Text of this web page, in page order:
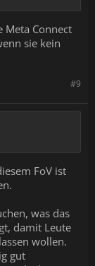
Meta Connect
sie kein
#9
FoV ist
was das
damit Leute
wollen.
gut